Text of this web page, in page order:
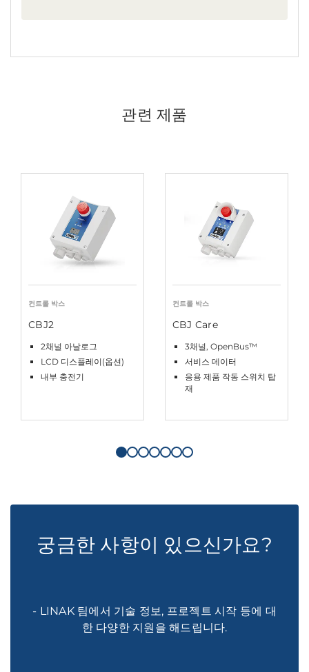
관련 제품
컨트롤 박스
CBJ2
2채널 아날로그
LCD 디스플레이(옵션)
내부 충전기
컨트롤 박스
CBJ Care
3채널, OpenBus™
서비스 데이터
응용 제품 작동 스위치 탑
재
궁금한 사항이 있으신가요?
- LINAK 팀에서 기술 정보, 프로젝트 시작 등에 대
한 다양한 지원을 해드립니다.